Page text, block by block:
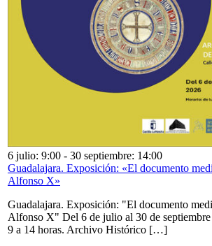
6 julio: 9:00 - 30 septiembre: 14:00
Guadalajara. Exposición: «El documento
Alfonso X»
Guadalajara. Exposición: "El documento
Alfonso X" Del 6 de julio al 30 de
9 a 14 horas. Archivo Histórico […]